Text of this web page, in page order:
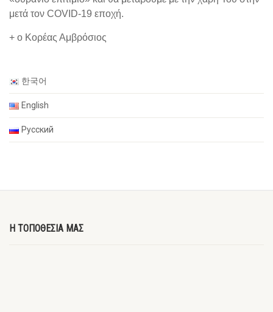
μετά τον COVID-19 εποχή.
+ ο Κορέας Αμβρόσιος
한국어
English
Русский
Η ΤΟΠΟΘΕΣΙΑ ΜΑΣ